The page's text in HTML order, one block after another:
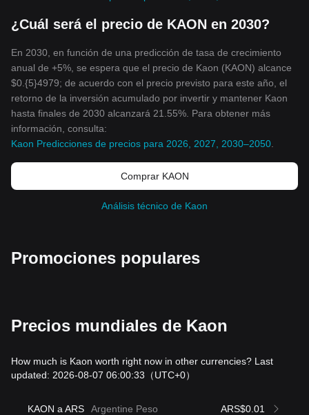
¿Cuál será el precio de KAON en 2030?
En 2030, en función de una predicción de tasa de crecimiento
anual de +5%, se espera que el precio de Kaon (KAON) alcance
$0.{5}4979; de acuerdo con el precio previsto para este año, el
retorno de la inversión acumulado por invertir y mantener Kaon
hasta finales de 2030 alcanzará 21.55%. Para obtener más
información, consulta:
Kaon Predicciones de precios para 2026, 2027, 2030–2050
Comprar KAON
Análisis técnico de Kaon
Promociones populares
Precios mundiales de Kaon
How much is Kaon worth right now in other currencies? Last
updated: 2026-08-07 06:00:33 （UTC+0）
KAON a ARS Argentine Peso ARS$0.01